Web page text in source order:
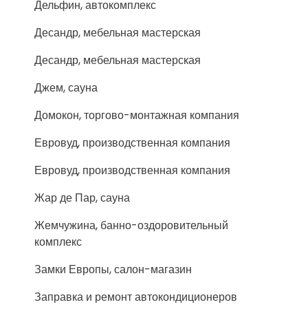
Дельфин, автокомплекс
Десандр, мебельная мастерская
Десандр, мебельная мастерская
Джем, сауна
Домокон, торгово-монтажная компания
Евровуд, производственная компания
Евровуд, производственная компания
Жар де Пар, сауна
Жемчужина, банно-оздоровительный
комплекс
Замки Европы, салон-магазин
Заправка и ремонт автокондиционеров